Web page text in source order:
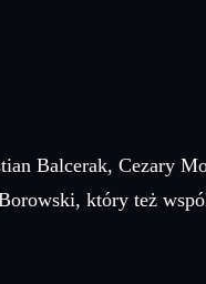
Balcerak, Cezary
który też